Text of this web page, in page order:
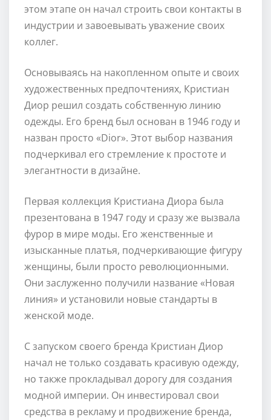
этом этапе он начал строить свои контакты в
индустрии и завоевывать уважение своих
коллег.
Основываясь на накопленном опыте и своих
художественных предпочтениях, Кристиан
Диор решил создать собственную линию
одежды. Его бренд был основан в 1946 году и
назван просто «Dior». Этот выбор названия
подчеркивал его стремление к простоте и
элегантности в дизайне.
Первая коллекция Кристиана Диора была
презентована в 1947 году и сразу же вызвала
фурор в мире моды. Его женственные и
изысканные платья, подчеркивающие фигуру
женщины, были просто революционными.
Они заслуженно получили название «Новая
линия» и установили новые стандарты в
женской моде.
С запуском своего бренда Кристиан Диор
начал не только создавать красивую одежду,
но также прокладывал дорогу для создания
модной империи. Он инвестировал свои
средства в рекламу и продвижение бренда,